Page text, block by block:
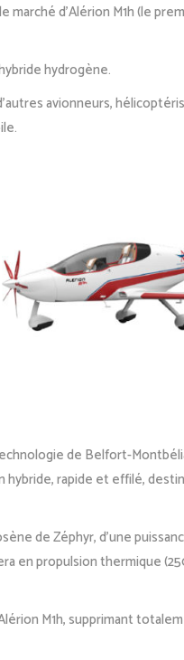
d’Alérion M1h (le
hydrogène.
avionneurs,
de Belfort-
hybride, rapide et effilé,
de Zéphyr, d’une
en propulsion thermique
M1h, supprimant